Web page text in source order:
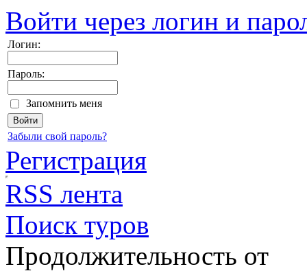
Войти через логин и
Логин:
Пароль:
Запомнить меня
Забыли свой пароль?
Регистрация
RSS лента
Поиск туров
Продолжительность от